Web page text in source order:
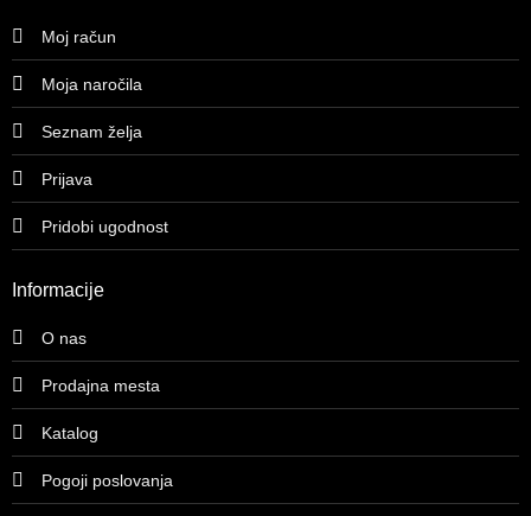
Moj račun
Moja naročila
Seznam želja
Prijava
Pridobi ugodnost
Informacije
O nas
Prodajna mesta
Katalog
Pogoji poslovanja